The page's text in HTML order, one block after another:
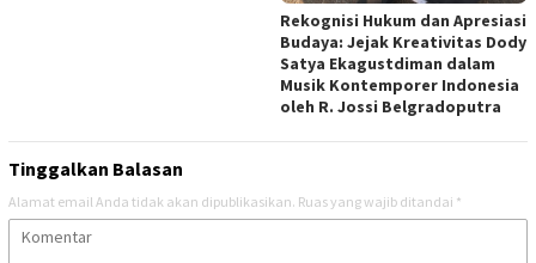
Rekognisi Hukum dan Apresiasi
Budaya: Jejak Kreativitas Dody
Satya Ekagustdiman dalam
Musik Kontemporer Indonesia
oleh R. Jossi Belgradoputra
Tinggalkan Balasan
Alamat email Anda tidak akan dipublikasikan. Ruas yang wajib ditandai *